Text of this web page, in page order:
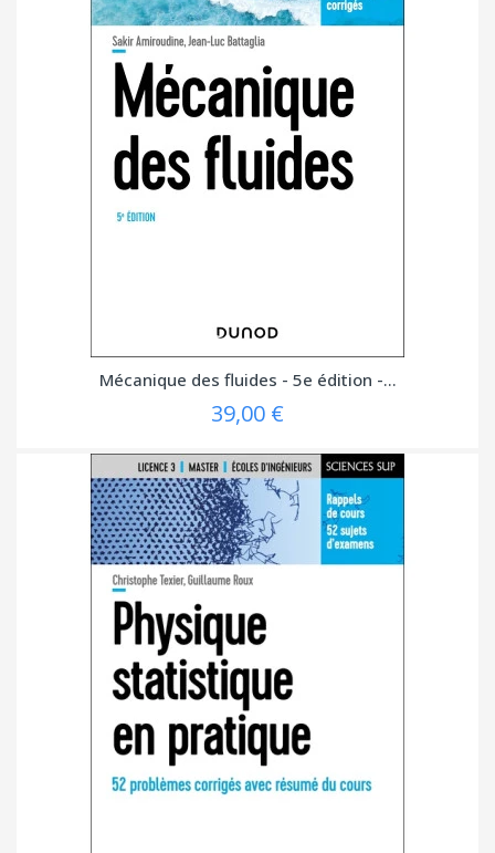
Mécanique des fluides - 5e édition -...
39,00 €